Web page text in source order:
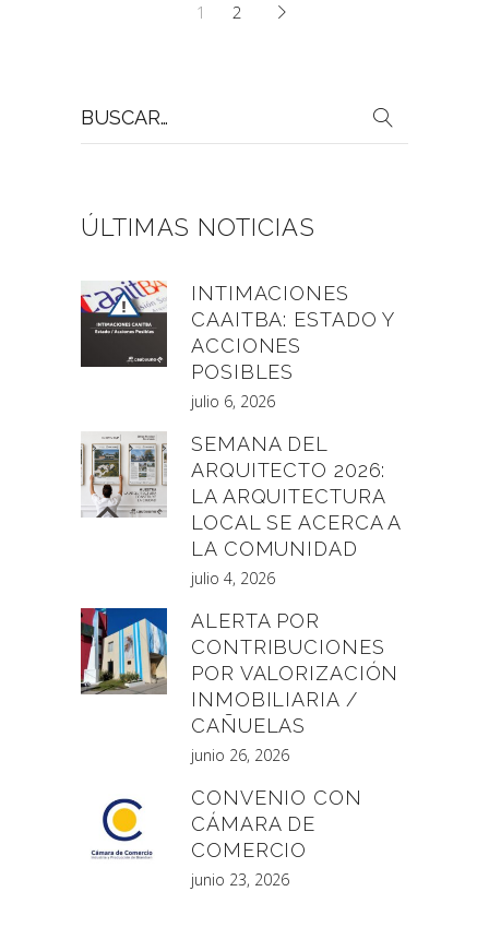
1 2
por:
ÚLTIMAS NOTICIAS
INTIMACIONES
CAAITBA: ESTADO Y
ACCIONES
POSIBLES
julio 6, 2026
SEMANA DEL
ARQUITECTO 2026:
LA ARQUITECTURA
LOCAL SE ACERCA A
LA COMUNIDAD
julio 4, 2026
ALERTA POR
CONTRIBUCIONES
POR VALORIZACIÓN
INMOBILIARIA /
CAÑUELAS
junio 26, 2026
CONVENIO CON
CÁMARA DE
COMERCIO
junio 23, 2026